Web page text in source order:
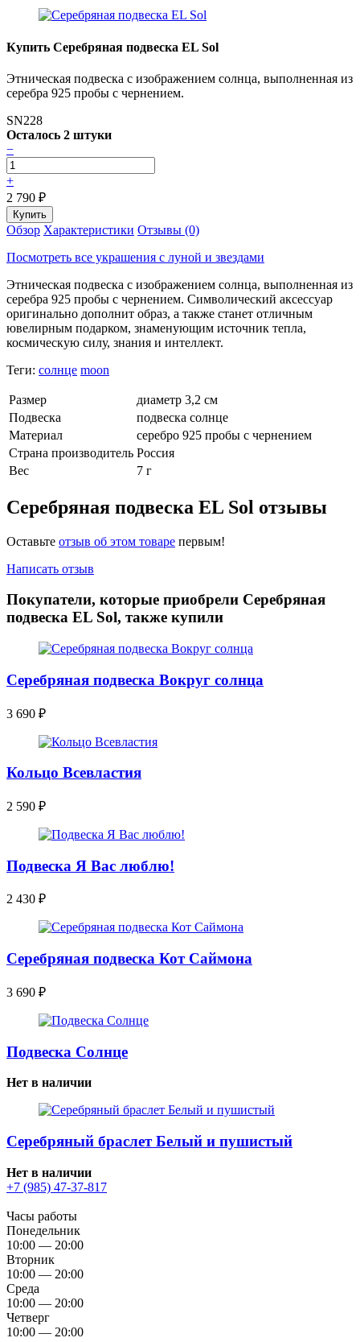
Купить Серебряная подвеска EL Sol
Этническая подвеска с изображением солнца, выполненная из
серебра 925 пробы с чернением.
SN228
Осталось 2 штуки
−
+
2 790 ₽
Обзор Характеристики Отзывы (0)
Посмотреть все украшения с луной и звездами
Этническая подвеска с изображением солнца, выполненная из
серебра 925 пробы с чернением. Символический аксессуар
оригинально дополнит образ, а также станет отличным
ювелирным подарком, знаменующим источник тепла,
космическую силу, знания и интеллект.
Теги: солнце moon
Размер
диаметр 3,2 см
Подвеска
подвеска солнце
Материал
серебро 925 пробы с чернением
Страна производитель Россия
Вес
7 г
Серебряная подвеска EL Sol отзывы
Оставьте отзыв об этом товаре первым!
Написать отзыв
Покупатели, которые приобрели Серебряная
подвеска EL Sol, также купили
Серебряная подвеска Вокруг солнца
3 690 ₽
Кольцо Всевластия
2 590 ₽
Подвеска Я Вас люблю!
2 430 ₽
Серебряная подвеска Кот Саймона
3 690 ₽
Подвеска Солнце
Нет в наличии
Серебряный браслет Белый и пушистый
Нет в наличии
+7 (985) 47-37-817
Часы работы
Понедельник
10:00 — 20:00
Вторник
10:00 — 20:00
Среда
10:00 — 20:00
Четверг
10:00 — 20:00